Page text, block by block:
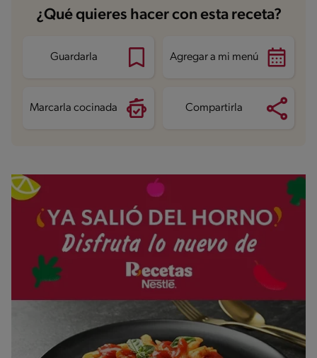
Carbohidratos 75.2 g
Energía 446.2 kcal
Proteína
Grasas saturadas 3.1 g
¿Qué quieres hacer con esta receta?
Guardarla Agregar a mi menú
Marcarla cocinada Compartirla